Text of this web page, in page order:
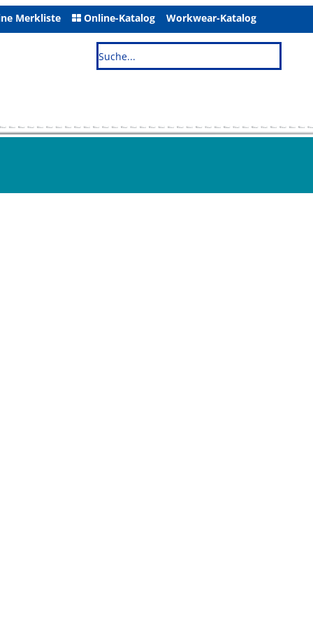
Merkliste Online-Katalog Workwear-Katalog